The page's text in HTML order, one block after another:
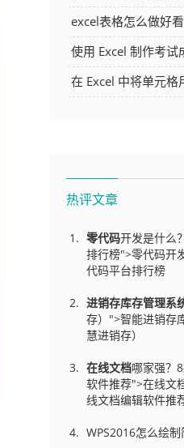
面指南
excel表格怎么做好
使用 Excel 制作考试
骤及技巧
在 Excel 中将单元格
热评文章
零代码开发是什么
排行榜">零代码开
代码平台排行榜
进销存库存管理系
存）">智能进销存
慧进销存）
在线文档哪家强？
软件推荐">在线文
线文档编辑软件推
WPS2016怎么绘